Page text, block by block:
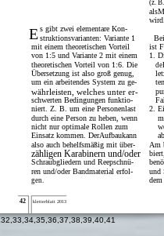
Es gibt zwei elementare Kon-
struktionsvarianten: Variante 1
mit einem theoretischen Vorteil
von 1:5 und Variante 2 mit einem
theoretischen Vorteil von 1:6. Die
Übersetzung ist also groß genug,
um ein arbeitendes System zu ge-
währleisten, welches unter er-
schwerten Bedingungen funktio-
niert. Z. B. um eine Personenlast
durch eine Person zu heben, wenn
nicht nur optimale Rollen zum
Einsatz kommen. DerAufbaukann
also auch behelfsmäßig mit über-
zähligen Karabinern und/oder
Schraubgliedern und Reepschnü-
ren und/oder Bandmaterial erfol-
gen.
(z.
ist
1.
2.
Am
und
dem
kletterblatt 2013
42
32 33 34 35,36,37,38,39,40,41